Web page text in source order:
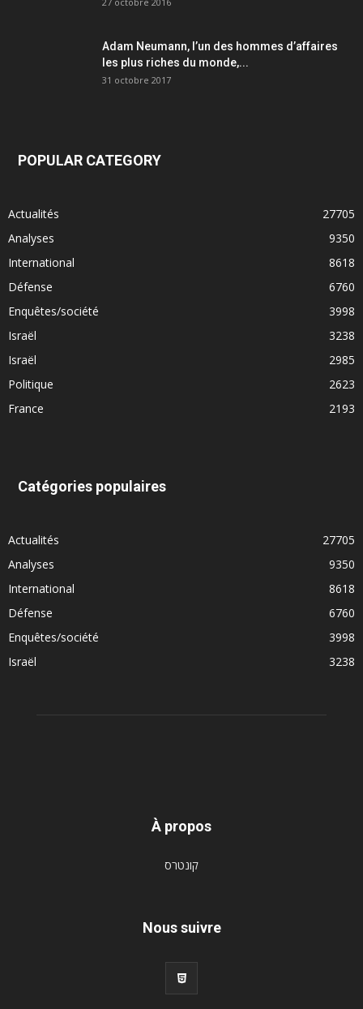
Adam Neumann, l’un des hommes d’affaires
les plus riches du monde,...
31 octobre 2017
POPULAR CATEGORY
Actualités
27705
Analyses
9350
International
8618
Défense
6760
Enquêtes/société
3998
Israël
3238
Israël
2985
Politique
2623
France
2193
Catégories populaires
Actualités
27705
Analyses
9350
International
8618
Défense
6760
Enquêtes/société
3998
Israël
3238
À propos
קונטרס
Nous suivre